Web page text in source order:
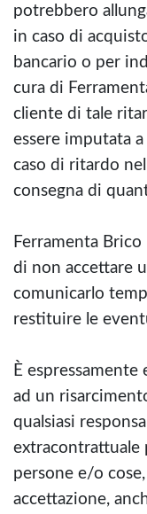
potrebbero
in caso di
bancario o per
cura di
cliente di tale
essere imputata
caso di ritardo
consegna di
Ferramenta
di non accettare
comunicarlo
restituire le
È
ad un
qualsiasi
persone e/o
accettazione,